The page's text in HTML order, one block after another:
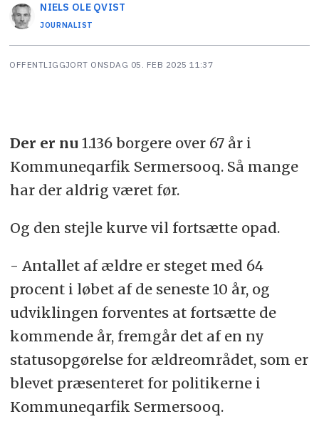
NIELS OLE QVIST
JOURNALIST
OFFENTLIGGJORT ONSDAG 05. FEB 2025 11:37
Der er nu 1.136 borgere over 67 år i
Kommuneqarfik Sermersooq. Så mange
har der aldrig været før.
Og den stejle kurve vil fortsætte opad.
- Antallet af ældre er steget med 64
procent i løbet af de seneste 10 år, og
udviklingen forventes at fortsætte de
kommende år, fremgår det af en ny
statusopgørelse for ældreområdet, som er
blevet præsenteret for politikerne i
Kommuneqarfik Sermersooq.